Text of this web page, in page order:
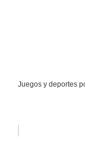
Juegos y deportes